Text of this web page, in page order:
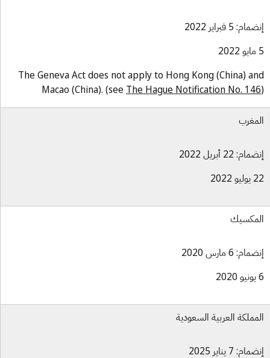
5 فبراير 2022
The Geneva Act does not apply to Hong Kong (China)
Macao (China). (seeThe Hague Notification No.
22 أبريل 2022
6 مارس 2020
العربية السعودية
7 يناير 2025